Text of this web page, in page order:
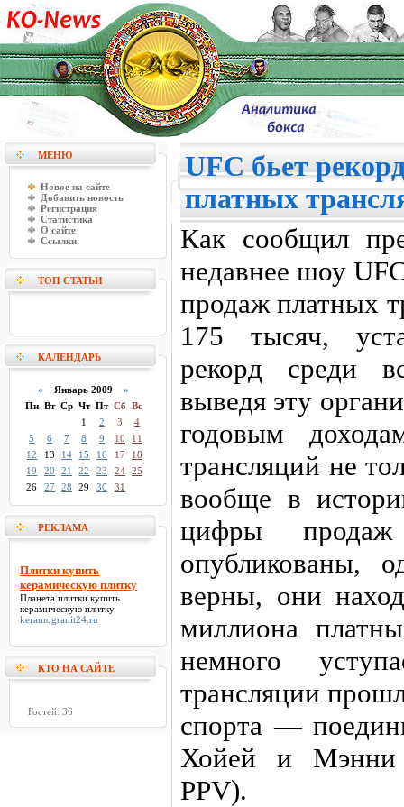
МЕНЮ
Новое на сайте
Добавить новость
Регистрация
Статистика
О сайте
Ссылки
ТОП СТАТЬИ
КАЛЕНДАРЬ
« Январь 2009»
Пн Вт Ср Чт Пт Сб Вс
1
2 3
4
5
6 7 8 9 10
11
12
13 14 15 16 17
18
19
20 21 22 23 24 25
26
27 28 29 30 31
РЕКЛАМА
Плитки купить
керамическую плитку
Планетаплитки купить
керамическую плитку.
keramogranit24.ru
КТО НА САЙТЕ
Гостей: 36
UFC бьет
платных
Как сообщил
недавнее шоу
продаж платных
175 тысяч,
рекорд среди
выведя эту
годовым
трансляций не
вообще в
цифры
опубликованы,
верны, они
миллиона
немного
трансляции
спорта —
Хойей и Мэнни
PPV).